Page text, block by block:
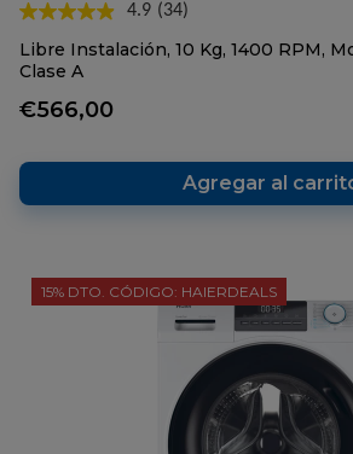
4.9 Lea
34
reseñas.
(34)
Libre Instalación, 10 Kg, 1400 RPM,
Clase A
€566,00
Agregar al
15% DTO. CÓDIGO: HAIERDEALS